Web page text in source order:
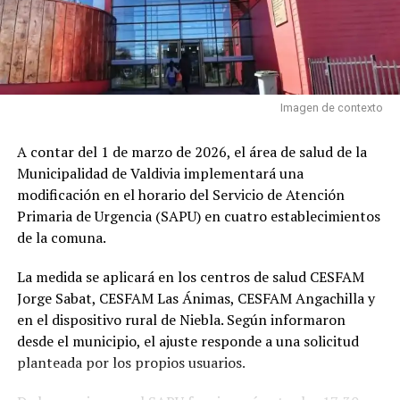
La autoridad regional agregó que esta inversión
permitirámejorar las condiciones de traslado de los
pacientes y responder con mayor rapidez a las
emergencias , lo que también aporta mayor
tranquilidad a las familias de la región.
explicó que la aprobación responde a la urgencia de
reemplazar vehículos que ya cumplieron su ciclo
operativo, destacando la importancia de garantizar
traslados oportunos y una adecuada atención
prehospitalaria.
En tanto, el consejero regionalJuan Carlos Farías
destacó que el Consejo Regional ha mantenido una
postura transversal de apoyo a iniciativas destinadas a
fortalecer la salud pública.
Imagen de contexto
A contar del 1 de marzo de 2026, el área de salud de la
Municipalidad de Valdivia implementará una
modificación en el horario del Servicio de Atención
Primaria de Urgencia (SAPU) en cuatro establecimientos
de la comuna.
La medida se aplicará en los centros de salud CESFAM
Jorge Sabat, CESFAM Las Ánimas, CESFAM Angachilla y
en el dispositivo rural de Niebla. Según informaron
desde el municipio, el ajuste responde a una solicitud
planteada por los propios usuarios.